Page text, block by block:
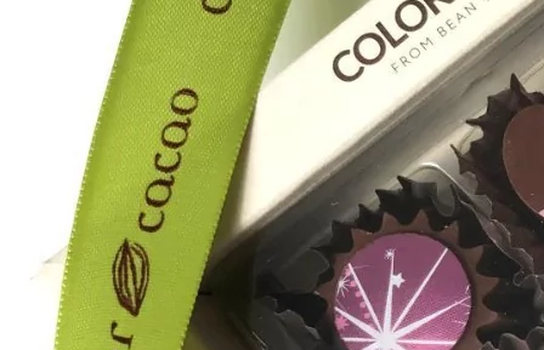
Archive